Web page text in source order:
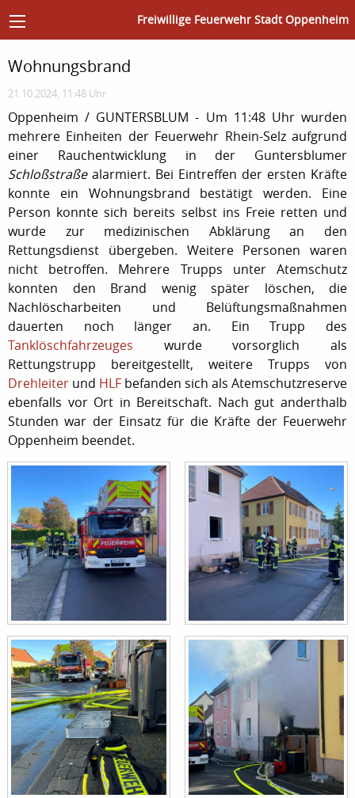
Freiwillige Feuerwehr Stadt Oppenheim
Wohnungsbrand
21.10.2024, 11:48 Uhr
Oppenheim / GUNTERSBLUM - Um 11:48 Uhr wurden
mehrere Einheiten der Feuerwehr Rhein-Selz aufgrund
einer Rauchentwicklung in der Guntersblumer
Schloßstraßealarmiert. Bei Eintreffen der ersten Kräfte
konnte ein Wohnungsbrand bestätigt werden. Eine
Person konnte sich bereits selbst ins Freie retten und
wurde zur medizinischen Abklärung an den
Rettungsdienst übergeben. Weitere Personen waren
nicht betroffen. Mehrere Trupps unter Atemschutz
konnten den Brand wenig später löschen, die
Nachlöscharbeiten und Belüftungsmaßnahmen
dauerten noch länger an. Ein Trupp des
Tanklöschfahrzeuges wurde vorsorglich als
Rettungstrupp bereitgestellt, weitere Trupps von
Drehleiter und HLF befanden sich als Atemschutzreserve
ebenfalls vor Ort in Bereitschaft. Nach gut anderthalb
Stunden war der Einsatz für die Kräfte der Feuerwehr
Oppenheim beendet.